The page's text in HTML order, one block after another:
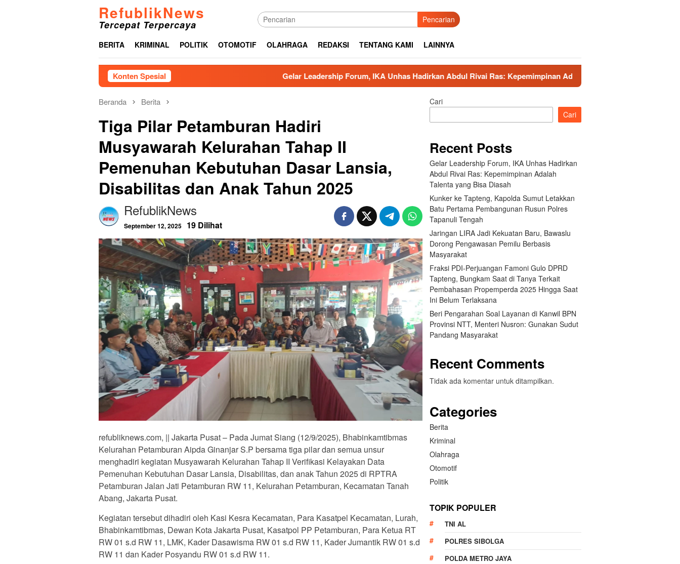
RefublikNews
Tercepat Terpercaya Pencarian
BERITA KRIMINAL POLITIK OTOMOTIF OLAHRAGA REDAKSI TENTANG KAMI LAINNYA
Konten Spesial Gelar Leadership Forum, IKA Unhas Hadirkan Abdul Rivai Ras: Kepemimpinan Adalah Talenta yang Bisa Diasah
Beranda Berita
Tiga Pilar Petamburan Hadiri
Musyawarah Kelurahan Tahap II
Pemenuhan Kebutuhan Dasar Lansia,
Disabilitas dan Anak Tahun 2025
RefublikNews
September 12, 2025 19 Dilihat
refubliknews.com, || Jakarta Pusat – Pada Jumat Siang (12/9/2025), Bhabinkamtibmas
Kelurahan Petamburan Aipda Ginanjar S.P bersama tiga pilar dan semua unsur
menghadiri kegiatan Musyawarah Kelurahan Tahap II Verifikasi Kelayakan Data
Pemenuhan Kebutuhan Dasar Lansia, Disabilitas, dan anak Tahun 2025 di RPTRA
Petamburan Jalan Jati Petamburan RW 11, Kelurahan Petamburan, Kecamatan Tanah
Abang, Jakarta Pusat.
Kegiatan tersebut dihadiri oleh Kasi Kesra Kecamatan, Para Kasatpel Kecamatan, Lurah,
Bhabinkamtibmas, Dewan Kota Jakarta Pusat, Kasatpol PP Petamburan, Para Ketua RT
RW 01 s.d RW 11, LMK, Kader Dasawisma RW 01 s.d RW 11, Kader Jumantik RW 01 s.d
RW 11 dan Kader Posyandu RW 01 s.d RW 11.
Cari
Cari
Recent Posts
Gelar Leadership Forum, IKA Unhas Hadirkan
Abdul Rivai Ras: Kepemimpinan Adalah
Talenta yang Bisa Diasah
Kunker ke Tapteng, Kapolda Sumut Letakkan
Batu Pertama Pembangunan Rusun Polres
Tapanuli Tengah
Jaringan LIRA Jadi Kekuatan Baru, Bawaslu
Dorong Pengawasan Pemilu Berbasis
Masyarakat
Fraksi PDI-Perjuangan Famoni Gulo DPRD
Tapteng, Bungkam Saat di Tanya Terkait
Pembahasan Propemperda 2025 Hingga Saat
Ini Belum Terlaksana
Beri Pengarahan Soal Layanan di Kanwil BPN
Provinsi NTT, Menteri Nusron: Gunakan Sudut
Pandang Masyarakat
Recent Comments
Tidak ada komentar untuk ditampilkan.
Categories
Berita
Kriminal
Olahraga
Otomotif
Politik
TOPIK POPULER
TNI AL
POLRES SIBOLGA
POLDA METRO JAYA